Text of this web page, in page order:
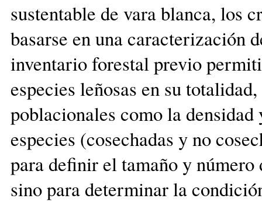
sustentable de vara blanca, los
basarse en una caracterización
inventario forestal previo
especies leñosas en su
poblacionales como la
especies (cosechadas y no
para definir el tamaño y
sino para determinar la